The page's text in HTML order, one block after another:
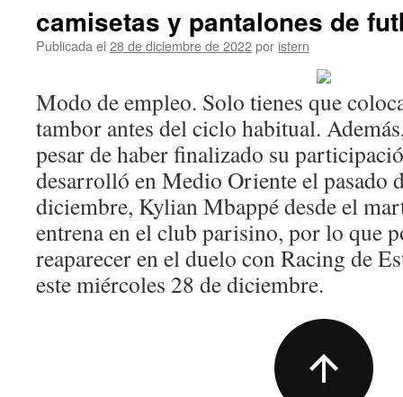
camisetas y pantalones de
Publicada el 28 de diciembre de 2022por istern
Modo de empleo. Solo tienes que
tambor antes del ciclo habitual.
pesar de haber finalizado su
desarrolló en Medio Oriente el pasado
diciembre, Kylian Mbappé desde el
entrena en el club parisino, por lo que
reaparecer en el duelo con Racing de
este miércoles 28 de diciembre.